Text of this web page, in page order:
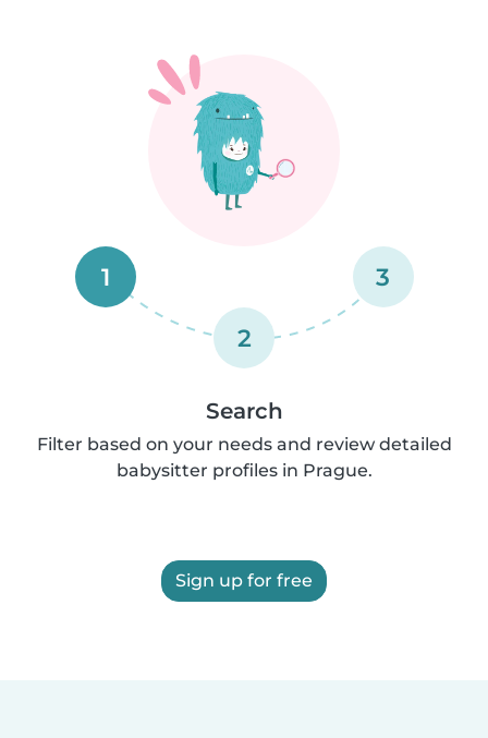
1
2
3
Search
Filter based on your needs and review detailed
babysitter profiles in Prague.
Sign up for free